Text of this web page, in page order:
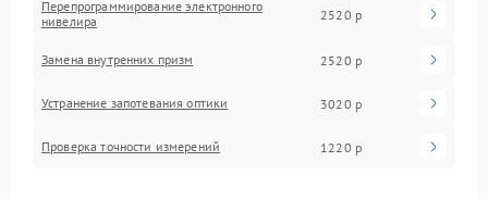
Перепрограммирование электронного
нивелира
2520 р
Замена внутренних призм 2520 р
Устранение запотевания оптики 3020 р
Проверка точности измерений 1220 р